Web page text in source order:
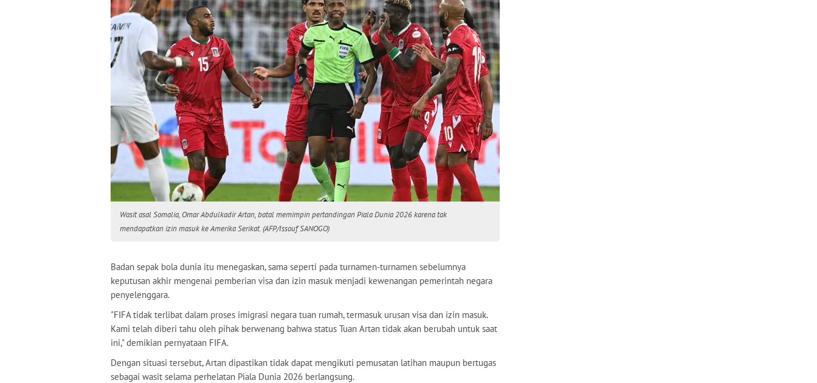
Wasit asal Somalia, Omar Abdulkadir Artan, batal memimpin pertandingan Piala Dunia 2026 karena tak
mendapatkan izin masuk ke Amerika Serikat. (AFP/Issouf SANOGO)
Badan sepak bola dunia itu menegaskan, sama seperti pada turnamen-turnamen sebelumnya
keputusan akhir mengenai pemberian visa dan izin masuk menjadi kewenangan pemerintah negara
penyelenggara.
"FIFA tidak terlibat dalam proses imigrasi negara tuan rumah, termasuk urusan visa dan izin masuk.
Kami telah diberi tahu oleh pihak berwenang bahwa status Tuan Artan tidak akan berubah untuk saat
ini," demikian pernyataan FIFA.
Dengan situasi tersebut, Artan dipastikan tidak dapat mengikuti pemusatan latihan maupun bertugas
sebagai wasit selama perhelatan Piala Dunia 2026 berlangsung.